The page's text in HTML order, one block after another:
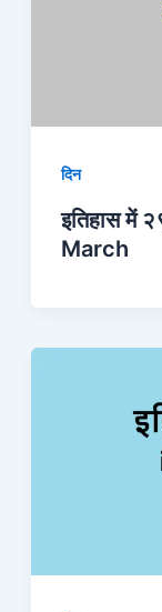
दिन
इतिहास में
March